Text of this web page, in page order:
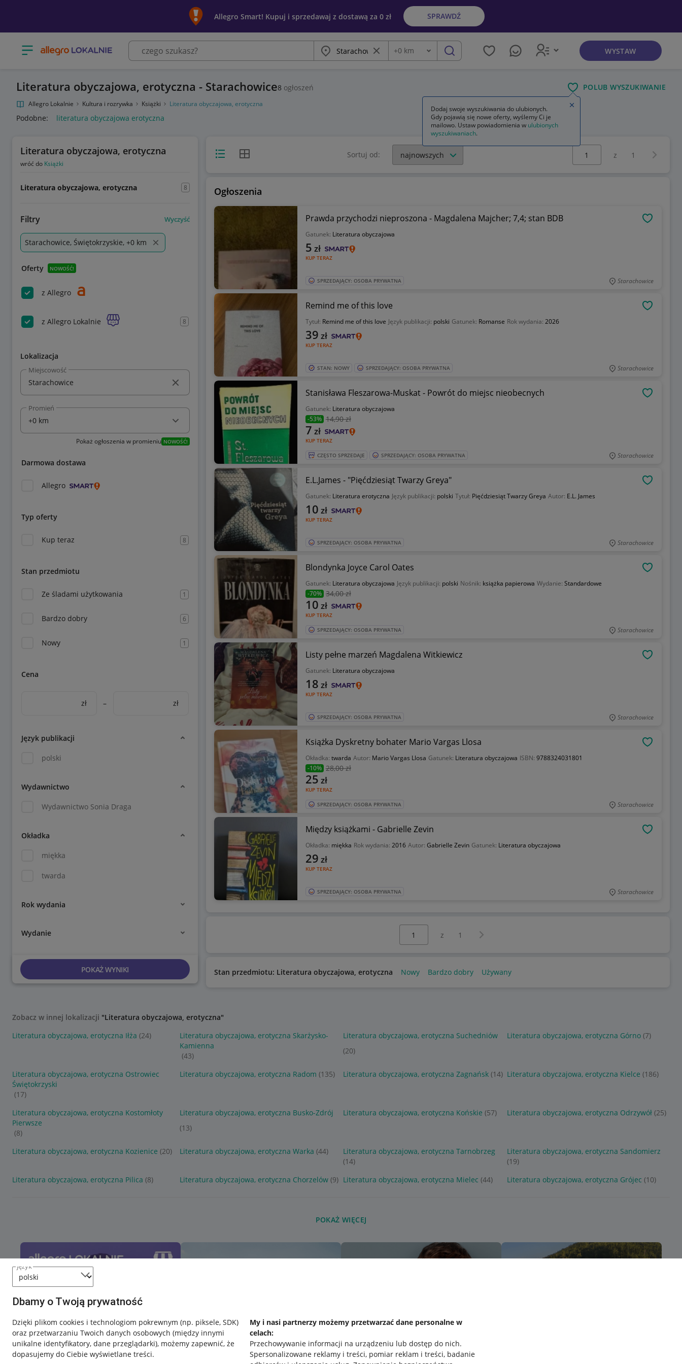
język
Dbamy o Twoją prywatność
Dzięki plikom cookies i technologiom pokrewnym (np. piksele, SDK)
oraz przetwarzaniu Twoich danych osobowych (między innymi
unikalne identyfikatory, dane przeglądarki), możemy zapewnić, że
dopasujemy do Ciebie wyświetlane treści.
My i nasi partnerzy możemy przetwarzać dane personalne w
celach:
Przechowywanie informacji na urządzeniu lub dostęp do nich.
Spersonalizowane reklamy i treści, pomiar reklam i treści, badanie
Allegro Smart! Kupuj i sprzedawaj z dostawą za 0 zł SPRAWDŹ
Otwórz menu z kategoriami Miasto Wyczyść frazę
Odległość
+0 km szukaj WYSTAW
Literatura obyczajowa, erotyczna - Starachowice8 ogłoszeń POLUB WYSZUKIWANIE
Allegro Lokalnie Kultura i rozrywka Książki Literatura obyczajowa, erotyczna
Podobne: literatura obyczajowa erotyczna
Literatura obyczajowa, erotyczna
wróć do Książki
Literatura obyczajowa, erotyczna 8
Filtry Wyczyść
Starachowice, Świętokrzyskie, +0 km
Oferty NOWOŚĆ!
z Allegro
z Allegro Lokalnie 8
Lokalizacja
Miejscowość
Promień
Pokaż ogłoszenia w promieniu NOWOŚĆ!
Darmowa dostawa
Allegro
Typ oferty
Kup teraz 8
Stan przedmiotu
Ze śladami użytkowania 1
Bardzo dobry 6
Nowy 1
Cena
zł – zł
Język publikacji
polski
Wydawnictwo
Wydawnictwo Sonia Draga
Okładka
miękka
twarda
Rok wydania
Wydanie
POKAŻ WYNIKI
Widok listyWidok siatki Sortuj od:
Wybierz stronę:
z 1
Ogłoszenia
Prawda przychodzi nieproszona - Magdalena Majcher; 7,4; stan BDB
Gatunek: Literatura obyczajowa
KUP TERAZ
5 zł
SPRZEDAJĄCY: OSOBA PRYWATNA Starachowice
Remind me of this love
Tytuł: Remind me of this love Język publikacji: polski Gatunek: Romanse Rok wydania: 2026
KUP TERAZ
39 zł
STAN: NOWY SPRZEDAJĄCY: OSOBA PRYWATNA Starachowice
Stanisława Fleszarowa-Muskat - Powrót do miejsc nieobecnych
Gatunek: Literatura obyczajowa
-53% 14,90 zł
KUP TERAZ
7 zł
CZĘSTO SPRZEDAJE SPRZEDAJĄCY: OSOBA PRYWATNA Starachowice
E.L.James - "Pięćdziesiąt Twarzy Greya"
Gatunek: Literatura erotyczna Język publikacji: polski Tytuł: Pięćdziesiąt Twarzy Greya Autor: E.L. James
KUP TERAZ
10 zł
SPRZEDAJĄCY: OSOBA PRYWATNA Starachowice
Blondynka Joyce Carol Oates
Gatunek: Literatura obyczajowa Język publikacji: polski Nośnik: książka papierowa Wydanie: Standardowe
-70% 34,00 zł
KUP TERAZ
10 zł
SPRZEDAJĄCY: OSOBA PRYWATNA Starachowice
Listy pełne marzeń Magdalena Witkiewicz
Gatunek: Literatura obyczajowa
KUP TERAZ
18 zł
SPRZEDAJĄCY: OSOBA PRYWATNA Starachowice
Książka Dyskretny bohater Mario Vargas Llosa
Okładka: twarda Autor: Mario Vargas Llosa Gatunek: Literatura obyczajowa ISBN: 9788324031801
-10% 28,00 zł
KUP TERAZ
25 zł
SPRZEDAJĄCY: OSOBA PRYWATNA Starachowice
Między książkami - Gabrielle Zevin
Okładka: miękka Rok wydania: 2016 Autor: Gabrielle Zevin Gatunek: Literatura obyczajowa
KUP TERAZ
29 zł
SPRZEDAJĄCY: OSOBA PRYWATNA Starachowice
z 1 Następna strona
Stan przedmiotu: Literatura obyczajowa, erotyczna Nowy Bardzo dobry Używany
Zobacz w innej lokalizacji "Literatura obyczajowa, erotyczna"
Literatura obyczajowa, erotyczna Iłża (24)
Literatura obyczajowa, erotyczna Skarżysko-
Kamienna
(43)
Literatura obyczajowa, erotyczna Suchedniów
(20)
Literatura obyczajowa, erotyczna Górno (7)
Literatura obyczajowa, erotyczna Ostrowiec
Świętokrzyski
(17)
Literatura obyczajowa, erotyczna Radom (135) Literatura obyczajowa, erotyczna Zagnańsk (14) Literatura obyczajowa, erotyczna Kielce (186)
Literatura obyczajowa, erotyczna Kostomłoty
Pierwsze
(8)
Literatura obyczajowa, erotyczna Busko-Zdrój
(13)
Literatura obyczajowa, erotyczna Końskie (57) Literatura obyczajowa, erotyczna Odrzywół (25)
Literatura obyczajowa, erotyczna Kozienice (20) Literatura obyczajowa, erotyczna Warka (44)
Literatura obyczajowa, erotyczna Tarnobrzeg
(14)
Literatura obyczajowa, erotyczna Sandomierz
(19)
Literatura obyczajowa, erotyczna Pilica (8) Literatura obyczajowa, erotyczna Chorzelów (9) Literatura obyczajowa, erotyczna Mielec (44) Literatura obyczajowa, erotyczna Grójec (10)
POKAŻ WIĘCEJ
Dodaj swoje wyszukiwania do ulubionych.
Gdy pojawią się nowe oferty, wyślemy Ci je
mailowo. Ustaw powiadomienia w ulubionych
wyszukiwaniach.
Zamknij wskazówkę